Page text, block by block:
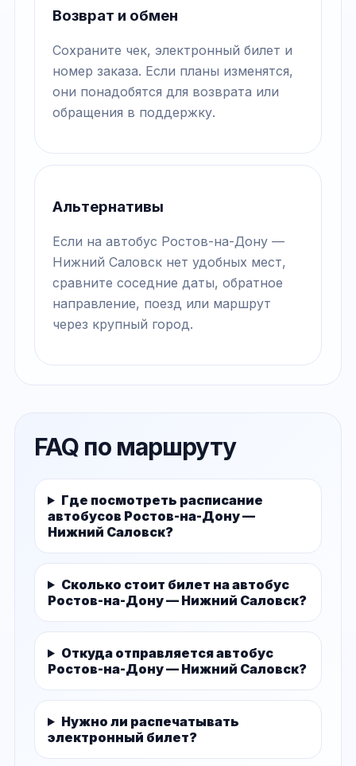
Возврат и обмен
Сохраните чек, электронный билет и
номер заказа. Если планы изменятся,
они понадобятся для возврата или
обращения в поддержку.
Альтернативы
Если на автобус Ростов-на-Дону —
Нижний Саловск нет удобных мест,
сравните соседние даты, обратное
направление, поезд или маршрут
через крупный город.
FAQ по маршруту
Где посмотреть расписание
автобусов Ростов-на-Дону —
Нижний Саловск?
Сколько стоит билет на автобус
Ростов-на-Дону — Нижний Саловск?
Откуда отправляется автобус
Ростов-на-Дону — Нижний Саловск?
Нужно ли распечатывать
электронный билет?